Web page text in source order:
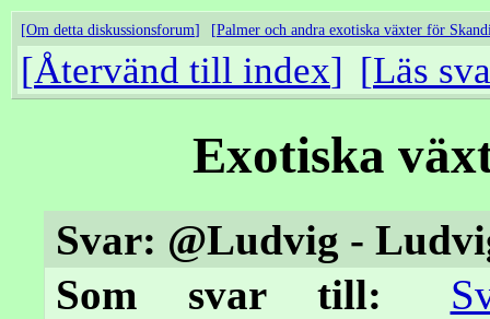
Om detta diskussionsforum Palmer och andra exotiska växter för
Återvänd till index Läs
Exotiska
Svar: @Ludvig -
Som svar till: